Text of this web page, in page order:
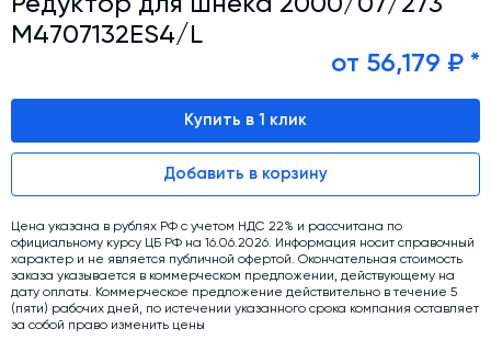
Гибкие шнеки для сыпучих материалов
Конвейерное оборудование
Силосы для цемента и обвязка
Растариватели Биг-Бегов
Тепловое оборудование
Дозаторы для бетонных заводов
Затворы для силосов и дозаторов
Промышленные фильтры и комплектующие
Ответы на вопросы
Условия труда
Контакты
M4707132ES4/L
от 56,179 ₽ *
Купить в 1 клик
Добавить в корзину
Цена указана в рублях РФ с учетом НДС 22% и рассчитана по
официальному курсу ЦБ РФ на 16.06.2026. Информация носит справочный
характер и не является публичной офертой. Окончательная стоимость
заказа указывается в коммерческом предложении, действующему на
дату оплаты. Коммерческое предложение действительно в течение 5
(пяти) рабочих дней, по истечении указанного срока компания оставляет
за собой право изменить цены